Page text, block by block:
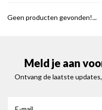
Geen producten gevonden!...
Meld je aan
Ontvang de laatste